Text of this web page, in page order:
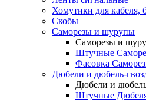
Хомутики для кабеля,
Скобы
Саморезы и шурупы
Саморезы и
Штучные
Фасовка
Дюбели и дюбель-
Дюбели и
Штучные